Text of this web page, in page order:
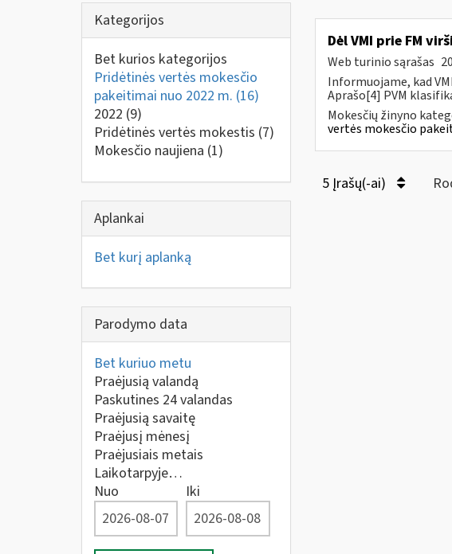
Kategorijos
Bet kurios kategorijos
Pridėtinės vertės mokesčio
pakeitimai nuo 2022 m. (16)
2022 (9)
Pridėtinės vertės mokestis (7)
Mokesčio naujiena (1)
Aplankai
Bet kurį aplanką
Parodymo data
Bet kuriuo metu
Praėjusią valandą
Paskutines 24 valandas
Praėjusią savaitę
Praėjusį mėnesį
Praėjusiais metais
Laikotarpyje…
Nuo
Iki
Dėl VMI prie FM
Web turinio sąrašas
Informuojame, kad
Aprašo[4] PVM
Mokesčių žinyno
vertės mokesčio
5 Įrašų(-ai)